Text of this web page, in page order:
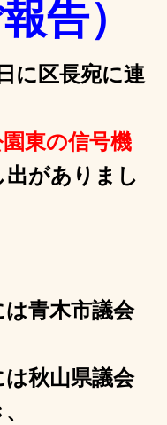
告）
に区長宛に連
東の信号機
がありまし
青木市議会
秋山県議会